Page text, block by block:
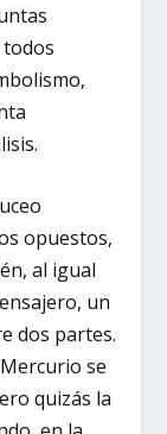
opuestos,
al igual
un
dos partes.
se
quizás la